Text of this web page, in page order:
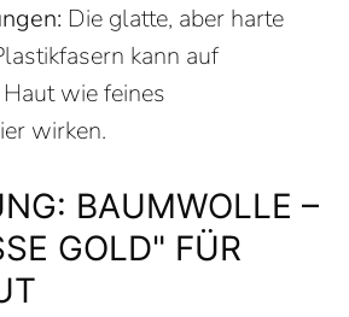
Die glatte, aber harte
kann auf
wie feines
wirken.
BAUMWOLLE –
GOLD" FÜR D